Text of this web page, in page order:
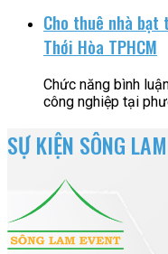
Cho thuê nhà
Thới Hòa TPHCM
Chức năng bình
công nghiệp tại
SỰ KIỆN SÔNG LAM